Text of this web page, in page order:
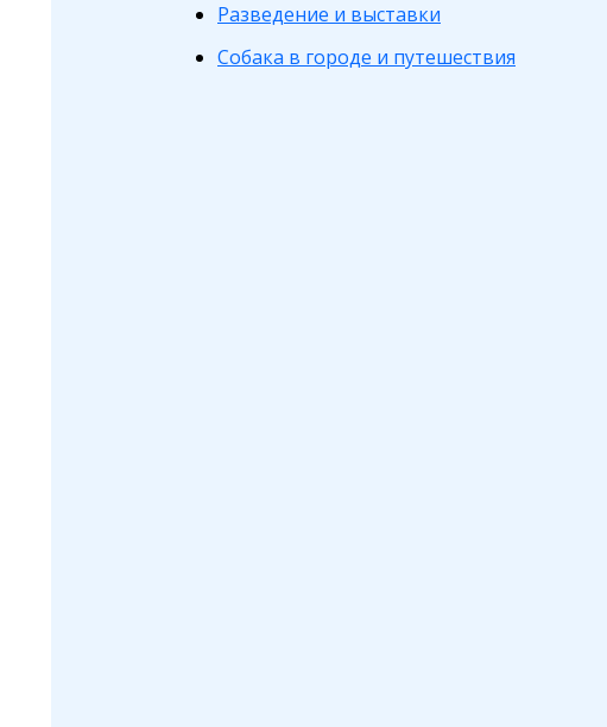
Разведение и выставки
Собака в городе и путешествия